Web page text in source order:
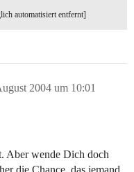
automatisiert entfernt]
2004 um 10:01
Aber wende Dich doch
die Chance, das jemand